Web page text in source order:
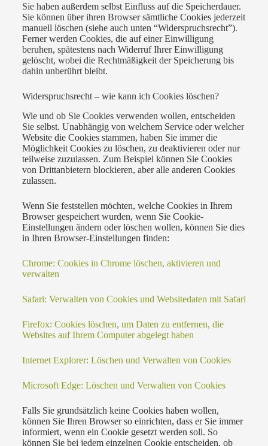
Sie haben außerdem selbst Einfluss auf die Speicherdauer.
Sie können über ihren Browser sämtliche Cookies jederzeit
manuell löschen (siehe auch unten “Widerspruchsrecht”).
Ferner werden Cookies, die auf einer Einwilligung
beruhen, spätestens nach Widerruf Ihrer Einwilligung
gelöscht, wobei die Rechtmäßigkeit der Speicherung bis
dahin unberührt bleibt.
Widerspruchsrecht – wie kann ich Cookies löschen?
Wie und ob Sie Cookies verwenden wollen, entscheiden
Sie selbst. Unabhängig von welchem Service oder welcher
Website die Cookies stammen, haben Sie immer die
Möglichkeit Cookies zu löschen, zu deaktivieren oder nur
teilweise zuzulassen. Zum Beispiel können Sie Cookies
von Drittanbietern blockieren, aber alle anderen Cookies
zulassen.
Wenn Sie feststellen möchten, welche Cookies in Ihrem
Browser gespeichert wurden, wenn Sie Cookie-
Einstellungen ändern oder löschen wollen, können Sie dies
in Ihren Browser-Einstellungen finden:
Chrome: Cookies in Chrome löschen, aktivieren und
verwalten
Safari: Verwalten von Cookies und Websitedaten mit Safari
Firefox: Cookies löschen, um Daten zu entfernen, die
Websites auf Ihrem Computer abgelegt haben
Internet Explorer: Löschen und Verwalten von Cookies
Microsoft Edge: Löschen und Verwalten von Cookies
Falls Sie grundsätzlich keine Cookies haben wollen,
können Sie Ihren Browser so einrichten, dass er Sie immer
informiert, wenn ein Cookie gesetzt werden soll. So
können Sie bei jedem einzelnen Cookie entscheiden, ob